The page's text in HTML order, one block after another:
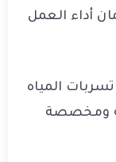
أداء العمل
المياه
ومخصصة